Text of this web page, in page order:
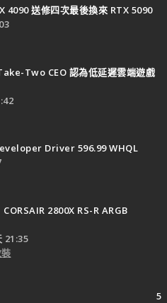
4090 送修四次最後換來 RTX 5090
Two CEO 認為低延遲雲端遊戲
Driver 596.99 WHQL
2800X RS-R ARGB
21:35
5